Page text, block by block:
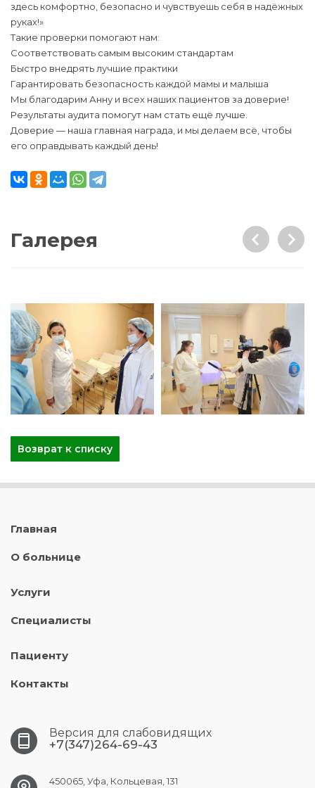
здесь комфортно, безопасно и чувствуешь себя в надёжных
руках!»
Такие проверки помогают нам:
Соответствовать самым высоким стандартам
Быстро внедрять лучшие практики
Гарантировать безопасность каждой мамы и малыша
Мы благодарим Анну и всех наших пациентов за доверие!
Результаты аудита помогут нам стать ещё лучше.
Доверие — наша главная награда, и мы делаем всё, чтобы
его оправдывать каждый день!
Галерея
Возврат к списку
Главная
О больнице
Услуги
Специалисты
Пациенту
Контакты
Версия для слабовидящих
+7(347)264-69-43
450065, Уфа, Кольцевая, 131